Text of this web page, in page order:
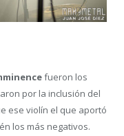
fueron los
por la inclusión del
ese violín el que aportó
los más negativos.